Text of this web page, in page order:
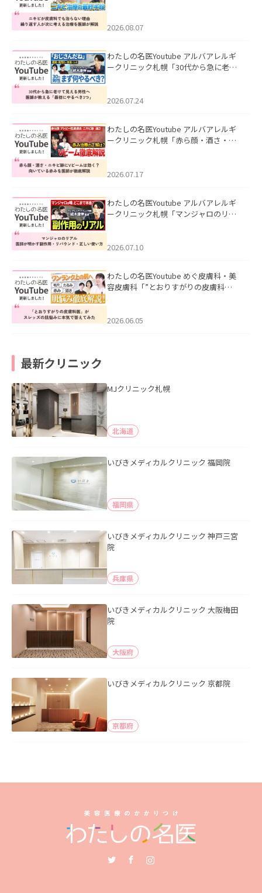
ました。
2026.08.07
わたしの名医Youtube アルバアレルギ
ークリニック札幌「30代から急に老け
た。
2026.07.24
わたしの名医Youtube アルバアレルギ
ークリニック札幌「赤ら顔・酒さ・ニ
した。
2026.07.17
わたしの名医Youtube アルバアレルギ
ークリニック札幌「マンジャロのリア
た。
2026.07.10
わたしの名医Youtube めぐ皮膚科・美
容皮膚科「”とおりすがりの皮膚科
2026.06.05
最新クリニック
MJクリニック札幌
北海道
いびきメディカルクリニック 福岡院
福岡県
いびきメディカルクリニック 神戸三宮
院
兵庫県
いびきメディカルクリニック 大阪梅田
院
大阪府
いびきメディカルクリニック 京都院
京都府